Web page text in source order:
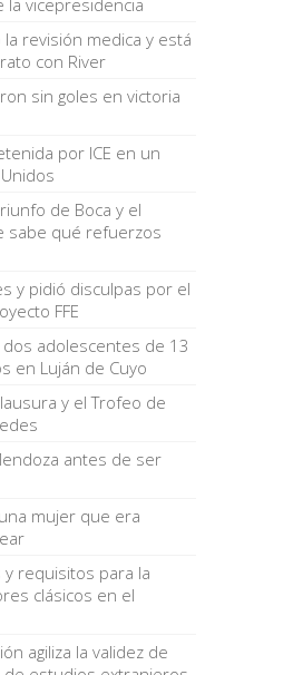
la vicepresidencia
revisión medica y está
con River
sin goles en victoria
por ICE en un
de Boca y el
sabe qué refuerzos
y pidió disculpas por el
FFE
adolescentes de 13
en Luján de Cuyo
y el Trofeo de
antes de ser
mujer que era
requisitos para la
clásicos en el
agiliza la validez de